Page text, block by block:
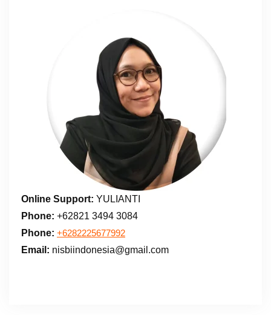
Online Support: YULIANTI
Phone: +62821 3494 3084
Phone: +6282225677992
Email: nisbiindonesia@gmail.com